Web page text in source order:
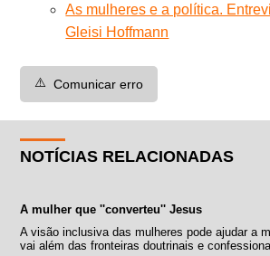
As mulheres e a política.
Gleisi Hoffmann
⚠️ Comunicar erro
NOTÍCIAS RELACIONADAS
A mulher que ''converteu'' Jesus
A visão inclusiva das mulheres pode ajudar a
vai além das fronteiras doutrinais e